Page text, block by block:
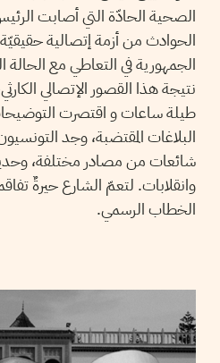
الصحية الحادّة التي أصابت
الحوادث من أزمة إتصالية
الجمهورية في التعاطي مع
نتيجة هذا القصور الإتصالي
طيلة ساعات و اقتصرت
البلاغات المقتضبة، وجد
شائعات من مصادر مختلفة،
وانقلابات. لتعمّ الشارع حيرةٌ
الخطاب الرسمي.